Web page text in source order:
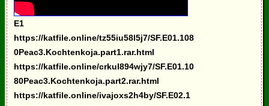
E1
https://katfile.online/tz55iu58l5j7/SF.E01.108
0Peac3.Kochtenkoja.part1.rar.html
https://katfile.online/crkul894wjy7/SF.E01.10
80Peac3.Kochtenkoja.part2.rar.html
https://katfile.online/ivajoxs2h4by/SF.E02.1